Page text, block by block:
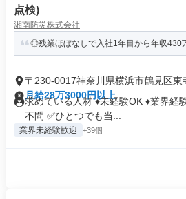
点検)
湘南防災株式会社
◎残業ほぼなしで入社1年目から年収430
〒230-0017神奈川県横浜市鶴見区東
台
月給28万3000円以上
求めている人材 ♦未経験OK ♦業界経
不問 ✅ひとつでも当...
業界未経験歓迎 +39個